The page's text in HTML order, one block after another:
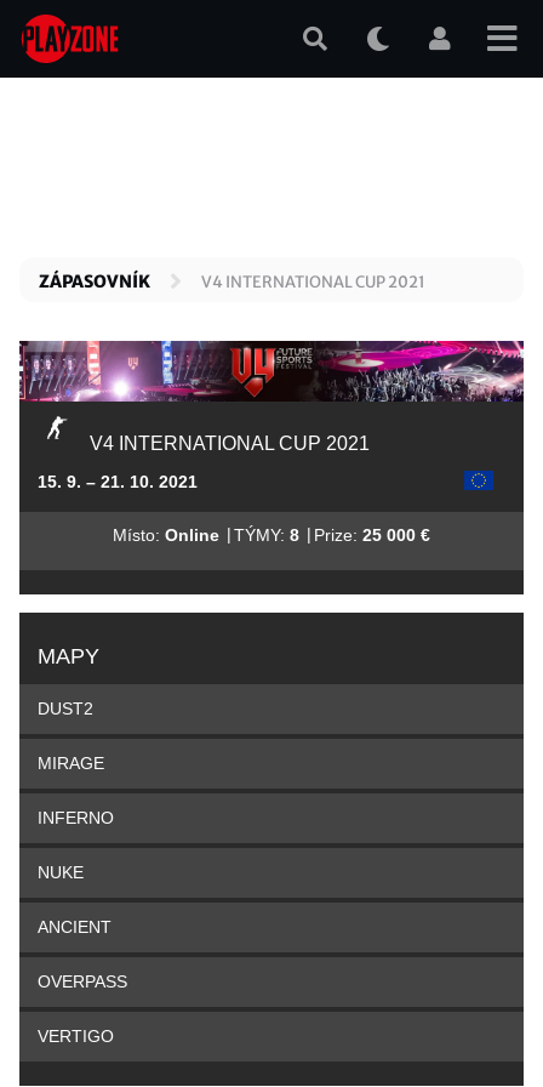
Přejít
hlavnímu
ZÁPASOVNÍK V4 INTERNATIONAL CUP 2021
V4 INTERNATIONAL CUP 2021
15. 9. – 21. 10. 2021
Místo: Online |TÝMY: 8 | Prize: 25 000 €
MAPY
DUST2
MIRAGE
INFERNO
NUKE
ANCIENT
OVERPASS
VERTIGO